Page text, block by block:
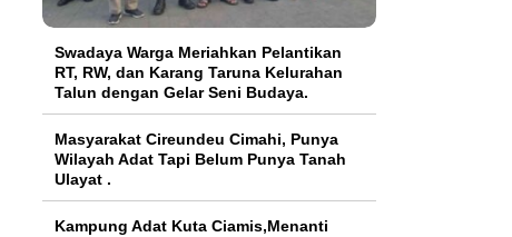
Swadaya Warga Meriahkan Pelantikan
RT, RW, dan Karang Taruna Kelurahan
Talun dengan Gelar Seni Budaya.
Masyarakat Cireundeu Cimahi, Punya
Wilayah Adat Tapi Belum Punya Tanah
Ulayat .
Kampung Adat Kuta Ciamis,Menanti